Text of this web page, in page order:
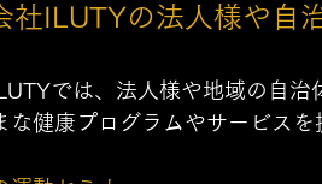
社ILUTYの法人様や自
では、法人様や地域の自
な健康プログラムやサービス